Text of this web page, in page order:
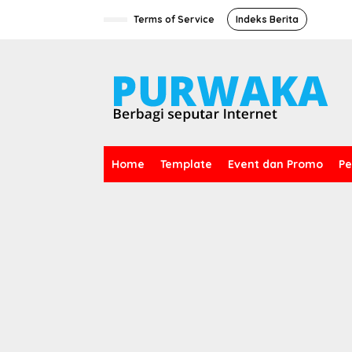
Terms of Service Indeks Berita
Home Template Event dan Promo